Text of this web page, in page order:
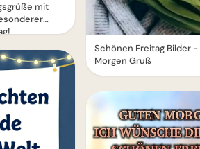
mit
Schönen Freitag Bilder
Morgen Gruß